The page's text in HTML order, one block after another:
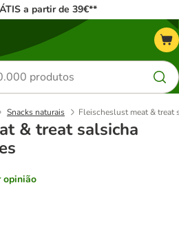
a partir de 39€**
Snacks naturais Fleischeslust meat & treat
& treat salsicha
opinião